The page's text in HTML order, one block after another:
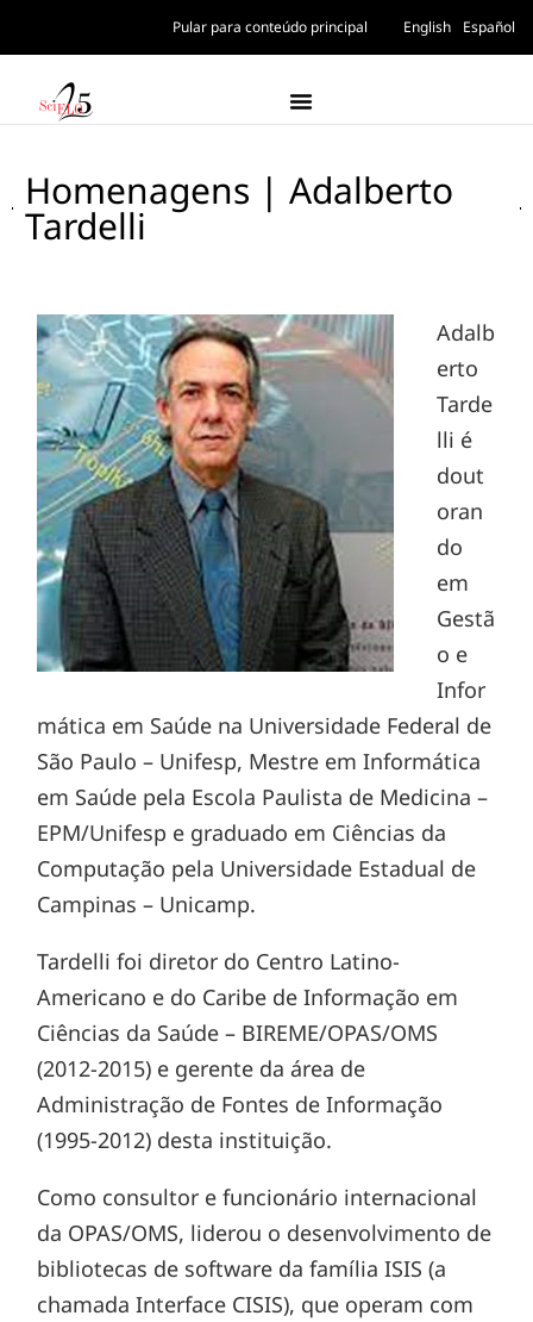
Pular para conteúdo principal English Español
Homenagens | Adalberto
Tardelli
Adalb
erto
Tarde
lli é
dout
oran
do
em
Gestã
o e
Infor
mática em Saúde na Universidade Federal de
São Paulo – Unifesp, Mestre em Informática
em Saúde pela Escola Paulista de Medicina –
EPM/Unifesp e graduado em Ciências da
Computação pela Universidade Estadual de
Campinas – Unicamp.
Tardelli foi diretor do Centro Latino-
Americano e do Caribe de Informação em
Ciências da Saúde – BIREME/OPAS/OMS
(2012-2015) e gerente da área de
Administração de Fontes de Informação
(1995-2012) desta instituição.
Como consultor e funcionário internacional
da OPAS/OMS, liderou o desenvolvimento de
bibliotecas de software da família ISIS (a
chamada Interface CISIS), que operam com